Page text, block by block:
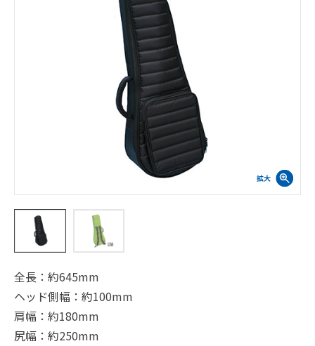
全長：約645mm
ヘッド側幅：約100mm
肩幅：約180mm
尻幅：約250mm